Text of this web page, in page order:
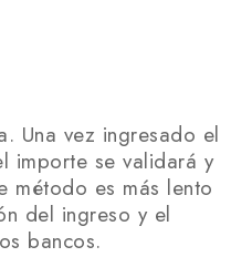
Una vez ingresado el
importe se validará y
método es más lento
del ingreso y el
bancos.